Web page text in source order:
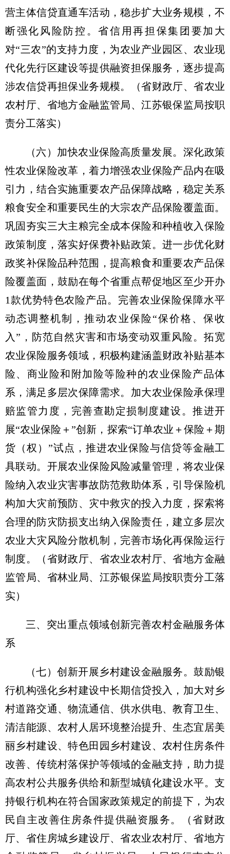
营主体信贷直通车活动，稳步扩大业务规模，不
断强化风险防控。省信用再担保集团要加大
对“三农”的支持力度，为农业产业园区、农业现
代化先行区建设等提供融资担保服务，逐步提高
涉农信贷再担保业务规模。
（省财政厅、省农业
农村厅、省地方金融监管局、江苏银保监局按职
责分工落实）
（六）加快农业保险高质量发展。 深化政策
性农业保险改革，着力增强农业保险产品内在吸
引力，结合实施重要农产品保障战略，稳定关系
粮食安全和重要民生的大宗农产品保险覆盖面。
巩固夯实三大主粮完全成本保险和种植收入保险
政策制度，落实好保费补贴政策。进一步优化财
政奖补保险品种范围，提高粮食和重要农产品保
险覆盖面，鼓励在每个省重点帮促地区至少开办
1款优势特色农险产品。完善农业保险保障水平
动态调整机制，推动农业保险“保价格、保收
入”，防范自然灾害和市场变动双重风险。拓宽
农业保险服务领域，积极构建涵盖财政补贴基本
险、商业险和附加险等险种的农业保险产品体
系，满足多层次保障需求。加大农业保险承保理
赔监管力度，完善查勘定损制度建设。推进开
展“农业保险＋”创新，探索“订单农业＋保险＋期
货（权）”试点，推进农业保险与信贷等金融工
具联动。开展农业保险风险减量管理，将农业保
险纳入农业灾害事故防范救助体系，引导保险机
构加大灾前预防、灾中救灾的投入力度，探索将
合理的防灾防损支出纳入保险责任，建立多层次
农业大灾风险分散机制，完善市场化再保险运行
制度。
（省财政厅、省农业农村厅、省地方金融
监管局、省林业局、江苏银保监局按职责分工落
实）
三、突出重点领域创新完善农村金融服务体
系
（七）创新开展乡村建设金融服务。鼓励银
行机构强化乡村建设中长期信贷投入，加大对乡
村道路交通、物流通信、供水供电、教育卫生、
清洁能源、农村人居环境整治提升、生态宜居美
丽乡村建设、特色田园乡村建设、农村住房条件
改善、传统村落保护等领域的金融支持，助力提
高农村公共服务供给和新型城镇化建设水平。支
持银行机构在符合国家政策规定的前提下，为农
民自主改善住房条件提供融资服务。
（省财政
厅、省住房城乡建设厅、省农业农村厅、省地方